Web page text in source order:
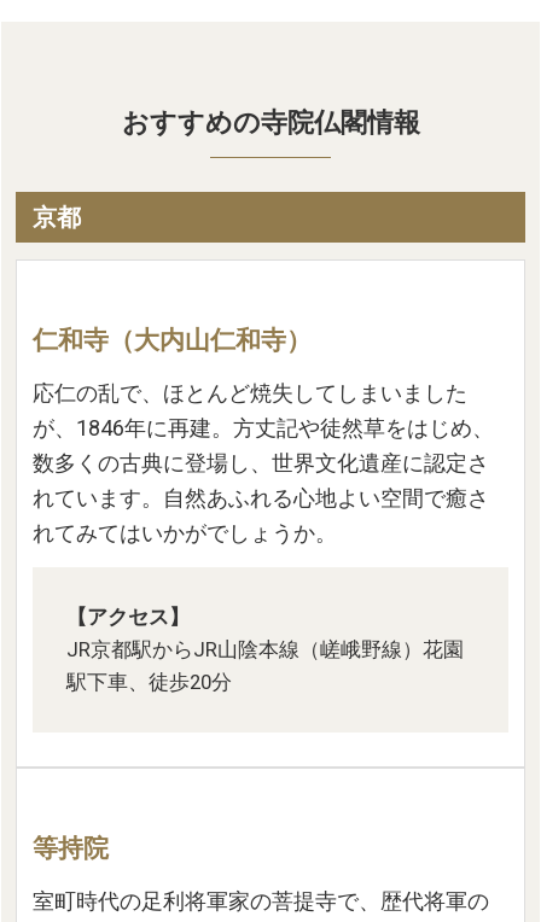
おすすめの寺院仏閣情報
京都
仁和寺（大内山仁和寺）
応仁の乱で、ほとんど焼失してしまいました
が、1846年に再建。方丈記や徒然草をはじめ、
数多くの古典に登場し、世界文化遺産に認定さ
れています。自然あふれる心地よい空間で癒さ
れてみてはいかがでしょうか。
【アクセス】
JR京都駅からJR山陰本線（嵯峨野線）花園
駅下車、徒歩20分
等持院
室町時代の足利将軍家の菩提寺で、歴代将軍の